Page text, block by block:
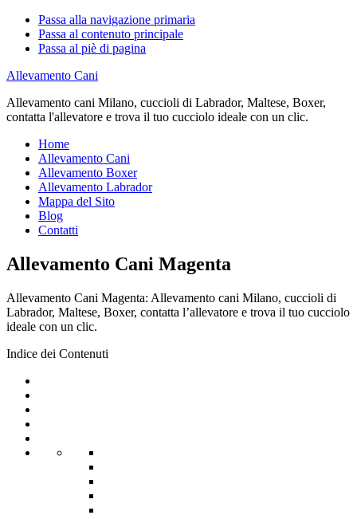
Passa alla navigazione primaria
Passa al contenuto principale
Passa al piè di pagina
Allevamento Cani
Allevamento cani Milano, cuccioli di Labrador, Maltese, Boxer,
contatta l'allevatore e trova il tuo cucciolo ideale con un clic.
Home
Allevamento Cani
Allevamento Boxer
Allevamento Labrador
Mappa del Sito
Blog
Contatti
Allevamento Cani Magenta
Allevamento Cani Magenta: Allevamento cani Milano, cuccioli di
Labrador, Maltese, Boxer, contatta l’allevatore e trova il tuo cucciolo
ideale con un clic.
Indice dei Contenuti